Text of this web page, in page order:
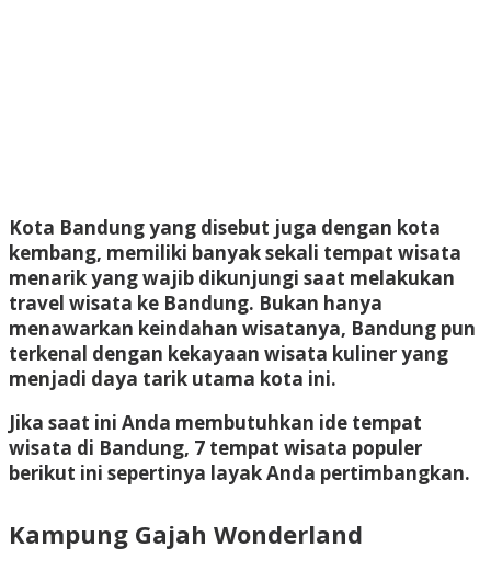
Kota Bandung yang disebut juga dengan kota
kembang, memiliki banyak sekali tempat wisata
menarik yang wajib dikunjungi saat melakukan
travel wisata ke Bandung. Bukan hanya
menawarkan keindahan wisatanya, Bandung pun
terkenal dengan kekayaan wisata kuliner yang
menjadi daya tarik utama kota ini.
Jika saat ini Anda membutuhkan ide tempat
wisata di Bandung, 7 tempat wisata populer
berikut ini sepertinya layak Anda pertimbangkan.
Kampung Gajah Wonderland